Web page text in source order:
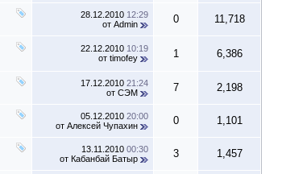
28.12.2010 12:29
от Admin 0 11,718
22.12.2010 10:19
от timofey 1 6,386
17.12.2010 21:24
от СЭМ 7 2,198
05.12.2010 20:00
от Алексей Чупахин 0 1,101
13.11.2010 00:30
от Кабанбай Батыр 3 1,457